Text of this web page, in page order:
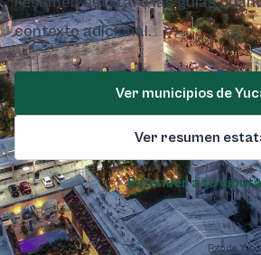
contexto adicional.
Ver municipios de
Ver resumen
Entender a tu
Foto de